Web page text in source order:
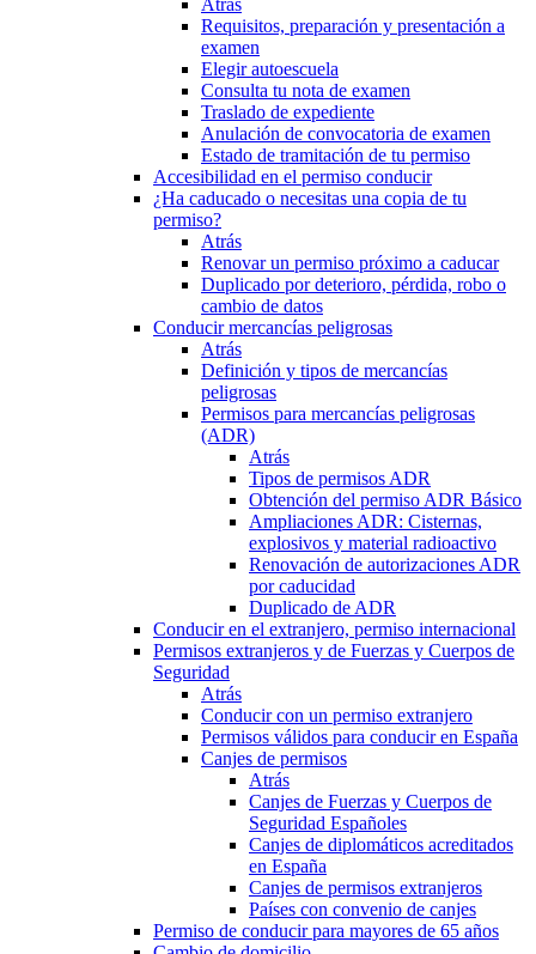
Atrás
Requisitos, preparación y presentación a
examen
Elegir autoescuela
Consulta tu nota de examen
Traslado de expediente
Anulación de convocatoria de examen
Estado de tramitación de tu permiso
Accesibilidad en el permiso conducir
¿Ha caducado o necesitas una copia de tu
permiso?
Atrás
Renovar un permiso próximo a caducar
Duplicado por deterioro, pérdida, robo o
cambio de datos
Conducir mercancías peligrosas
Atrás
Definición y tipos de mercancías
peligrosas
Permisos para mercancías peligrosas
(ADR)
Atrás
Tipos de permisos ADR
Obtención del permiso ADR Básico
Ampliaciones ADR: Cisternas,
explosivos y material radioactivo
Renovación de autorizaciones ADR
por caducidad
Duplicado de ADR
Conducir en el extranjero, permiso internacional
Permisos extranjeros y de Fuerzas y Cuerpos de
Seguridad
Atrás
Conducir con un permiso extranjero
Permisos válidos para conducir en España
Canjes de permisos
Atrás
Canjes de Fuerzas y Cuerpos de
Seguridad Españoles
Canjes de diplomáticos acreditados
en España
Canjes de permisos extranjeros
Países con convenio de canjes
Permiso de conducir para mayores de 65 años